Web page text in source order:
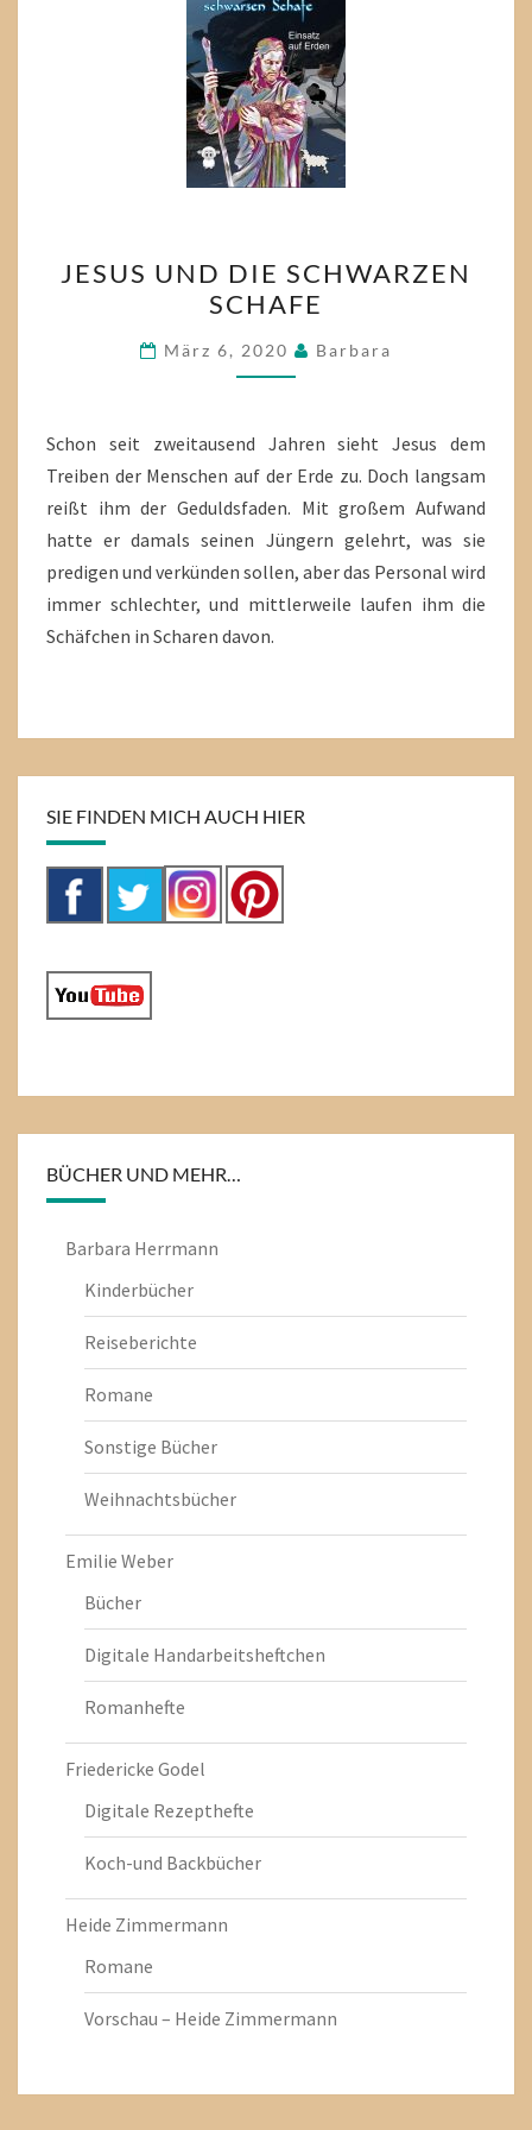
UND
DIE
SCHWARZEN
SCHAFE
JESUS UND DIE SCHWARZEN
SCHAFE
März 6, 2020 Barbara
Schon seit zweitausend Jahren sieht Jesus dem
Treiben der Menschen auf der Erde zu. Doch langsam
reißt ihm der Geduldsfaden. Mit großem Aufwand
hatte er damals seinen Jüngern gelehrt, was sie
predigen und verkünden sollen, aber das Personal wird
immer schlechter, und mittlerweile laufen ihm die
Schäfchen in Scharen davon.
SIE FINDEN MICH AUCH HIER
BÜCHER UND MEHR…
Barbara Herrmann
Kinderbücher
Reiseberichte
Romane
Sonstige Bücher
Weihnachtsbücher
Emilie Weber
Bücher
Digitale Handarbeitsheftchen
Romanhefte
Friedericke Godel
Digitale Rezepthefte
Koch-und Backbücher
Heide Zimmermann
Romane
Vorschau – Heide Zimmermann